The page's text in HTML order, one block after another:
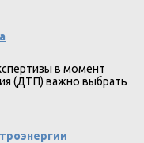
в момент
(ДТП) важно выбрать